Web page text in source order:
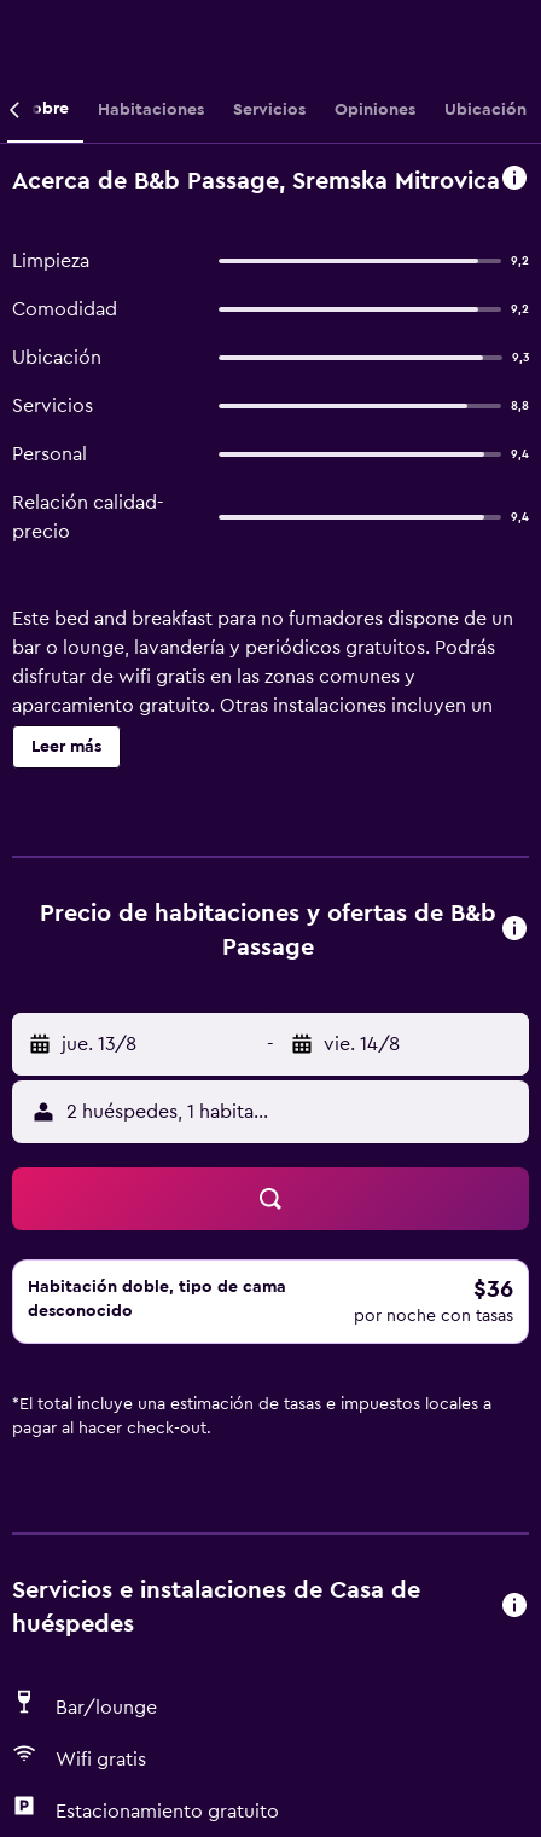
Sobre Habitaciones Servicios Opiniones Ubicación
Acerca de B&b Passage, Sremska Mitrovica
Limpieza 9,2
Comodidad 9,2
Ubicación 9,3
Servicios 8,8
Personal 9,4
Relación calidad-
precio
9,4
Este bed and breakfast para no fumadores dispone de un
bar o lounge, lavandería y periódicos gratuitos. Podrás
disfrutar de wifi gratis en las zonas comunes y
aparcamiento gratuito. Otras instalaciones incluyen un
jardín y una peluquería. B&B Passage ofrece 9 alojamientos
con aire acondicionado, minibar y secador de pelo. Se
wifi gratis. Se ofrece servicio de limpieza todos los días.
Leer más
Precio de habitaciones y ofertas de B&b
Passage
jue. 13/8 - vie. 14/8
2 huéspedes, 1 habitación
Habitación doble, tipo de cama
desconocido
$36
por noche con tasas
* El total incluye una estimación de tasas e impuestos locales a
pagar al hacer check-out.
Servicios e instalaciones de Casa de
huéspedes
Bar/lounge
Wifi gratis
Estacionamiento gratuito